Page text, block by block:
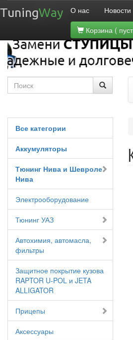
TuningWay О нас Новости
Корзина (
Все категории
Аккумуляторы
Тюнинг Нива и Шевроле
Нива
Электрооборудование
Тюнинг УАЗ
Автохимия, автомасла,
фильтры
Защитное покрытие кузова
RAPTOR U-POL и JETA
ALLIGATOR
Прицепы
Аксессуары